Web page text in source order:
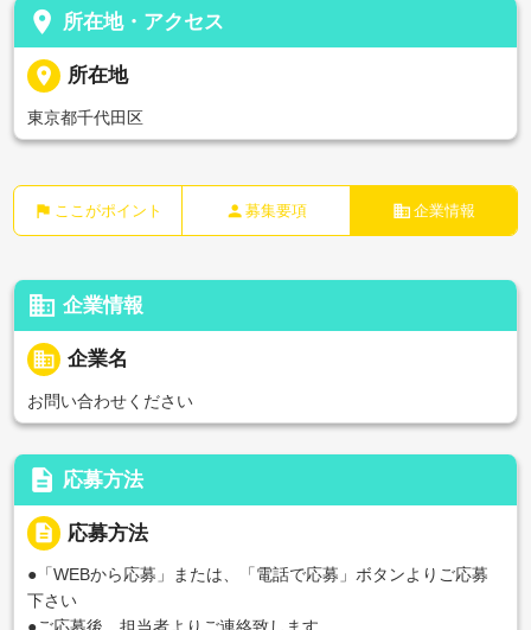
place 所在地・アクセス
place 所在地
東京都千代田区
flag ここがポイント person 募集要項 business 企業情報
business 企業情報
business 企業名
お問い合わせください
description 応募方法
description 応募方法
●「WEBから応募」または、「電話で応募」ボタンよりご応募
下さい